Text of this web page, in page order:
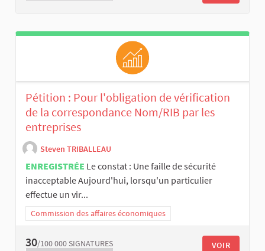
Pétition : Pour l'obligation de vérification
de la correspondance Nom/RIB par les
entreprises
Steven TRIBALLEAU
ENREGISTRÉE Le constat : Une faille de sécurité
inacceptable Aujourd'hui, lorsqu'un particulier
effectue un vir...
Commission des affaires économiques
30/100 000 SIGNATURES VOIR